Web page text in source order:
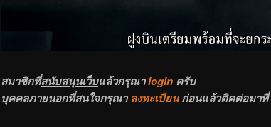
สมาชิกที่สนับสนุนเว็บแล้วกรุณาlogin ครับ
บุคคลภายนอกที่สนใจกรุณา ลงทะเบียนก่อนแล้วติดต่อมาที่